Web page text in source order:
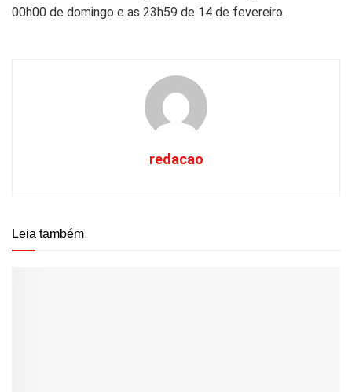
00h00 de domingo e as 23h59 de 14 de fevereiro.
redacao
Leia também